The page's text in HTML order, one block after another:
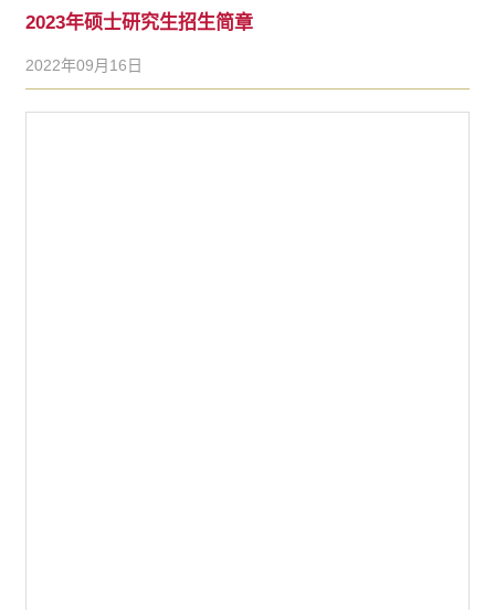
2023年硕士研究生招生简章
2022年09月16日